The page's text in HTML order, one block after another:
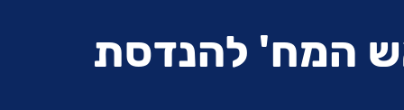
המח' להנדסת